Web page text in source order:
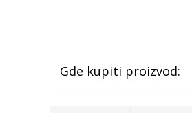
Gde kupiti proizvod: